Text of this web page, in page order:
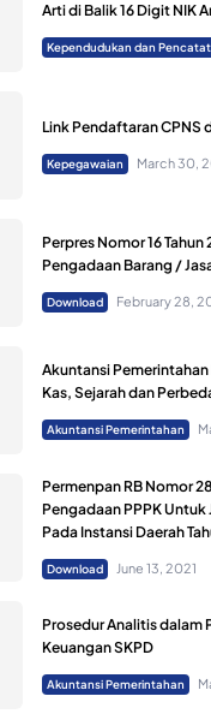
Arti di Balik 16 Digit NIK
Kependudukan dan
Link Pendaftaran CPNS
Kepegawaian March 30,
Perpres Nomor 16
Pengadaan Barang /
Download February 28,
Akuntansi Pemerintahan
Kas, Sejarah dan
Akuntansi Pemerintahan
Permenpan RB Nomor
Pengadaan PPPK
Pada Instansi Daerah
Download June 13, 2021
Prosedur Analitis dalam
Keuangan SKPD
Akuntansi Pemerintahan